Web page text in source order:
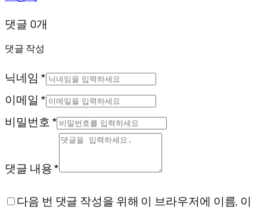
댓글 0개
댓글 작성
닉네임 *
이메일 *
비밀번호 *
댓글 내용 *
다음 번 댓글 작성을 위해 이 브라우저에 이름, 이